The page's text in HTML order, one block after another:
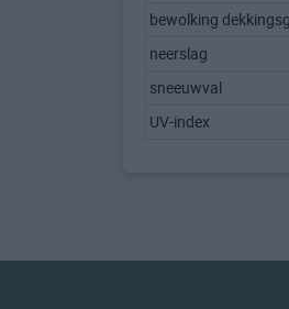
bewolking
neerslag
sneeuwval
UV-index